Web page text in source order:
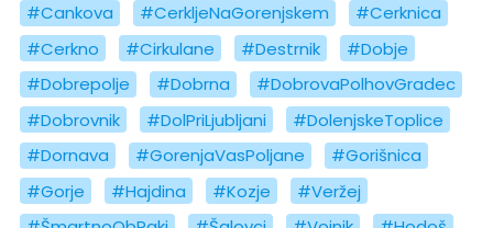
#Cankova
#CerkljeNaGorenjskem
#Cerknica
#Cerkno
#Cirkulane #Destrnik
#Dobje
#Dobrepolje
#Dobrna
#DobrovaPolhovGradec
#Dobrovnik
#DolPriLjubljani
#DolenjskeToplice
#Dornava
#GorenjaVasPoljane
#Gorišnica
#Gorje
#Hajdina #Kozje
#Veržej